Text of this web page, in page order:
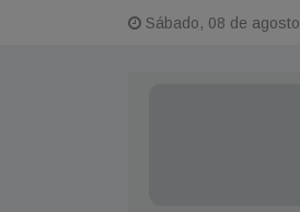
Sábado, 08 de agosto